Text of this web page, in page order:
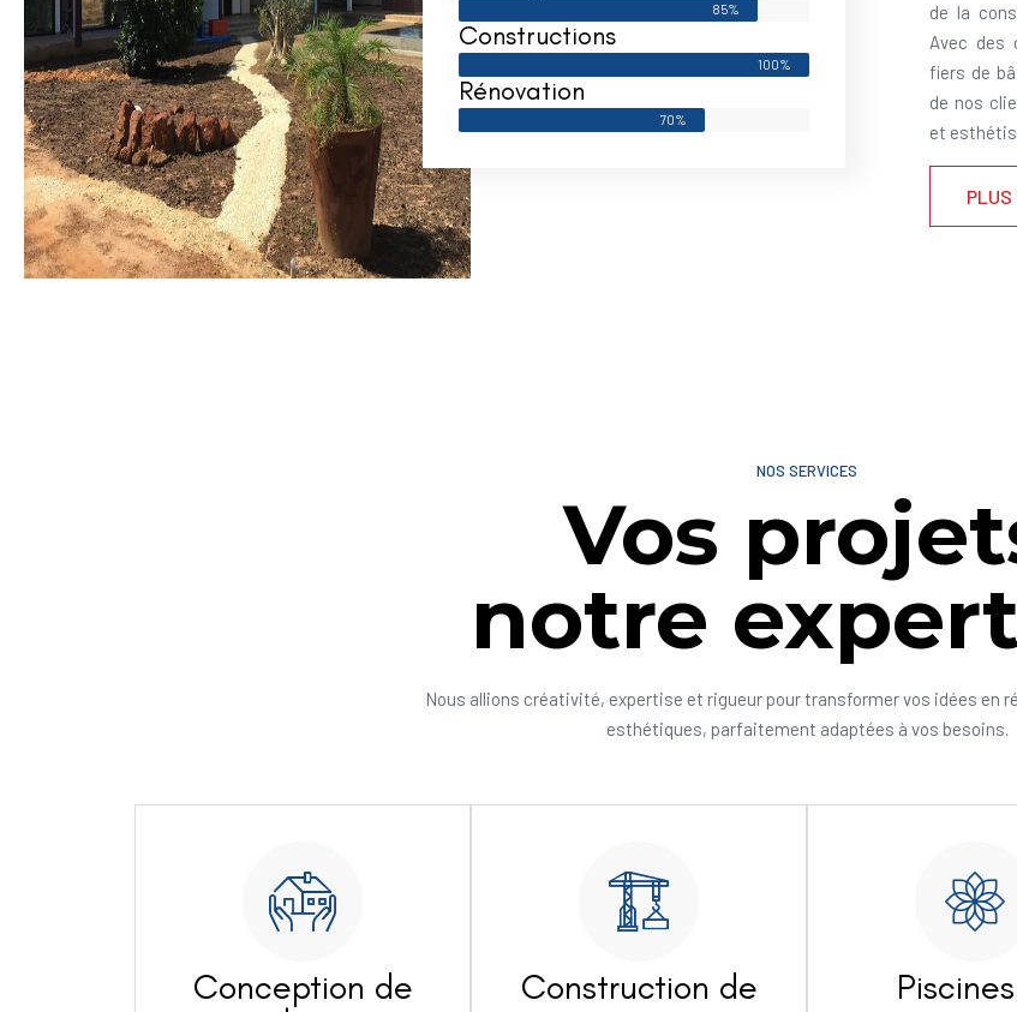
85%
Constructions
100%
Rénovation
70%
de la
Avec des
fiers de
de nos
et
PLUS
NOS SERVICES
Vos
notre
Nous allions créativité, expertise et rigueur pour transformer vos idées en
esthétiques, parfaitement adaptées à vos besoins.
Conception de
Construction de